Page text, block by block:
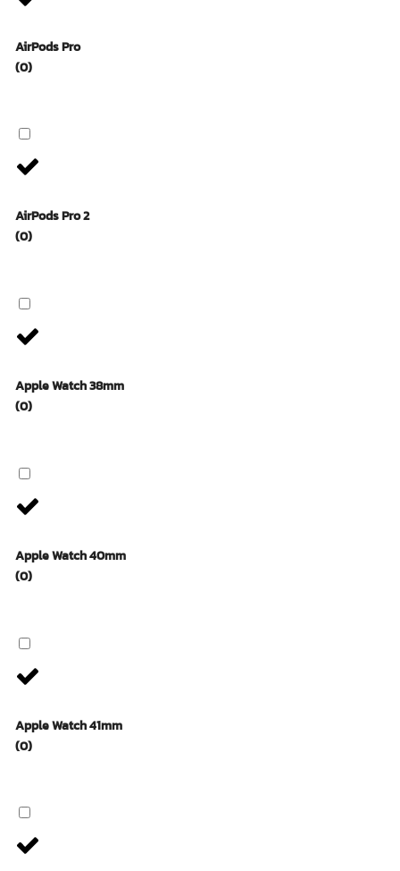
AirPods Pro
(0)
AirPods Pro 2
(0)
Apple Watch 38mm
(0)
Apple Watch 40mm
(0)
Apple Watch 41mm
(0)